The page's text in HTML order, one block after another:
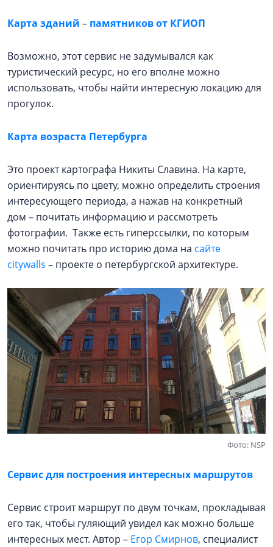
Карта зданий – памятников от КГИОП
Возможно, этот сервис не задумывался как
туристический ресурс, но его вполне можно
использовать, чтобы найти интересную локацию для
прогулок.
Карта возраста Петербурга
Это проект картографа Никиты Славина. На карте,
ориентируясь по цвету, можно определить строения
интересующего периода, а нажав на конкретный
дом – почитать информацию и рассмотреть
фотографии. Также есть гиперссылки, по которым
можно почитать про историю дома на сайте
citywalls – проекте о петербургской архитектуре.
Фото: NSP
Сервис для построения интересных маршрутов
Сервис строит маршрут по двум точкам, прокладывая
его так, чтобы гуляющий увидел как можно больше
интересных мест. Автор – Егор Смирнов, специалист